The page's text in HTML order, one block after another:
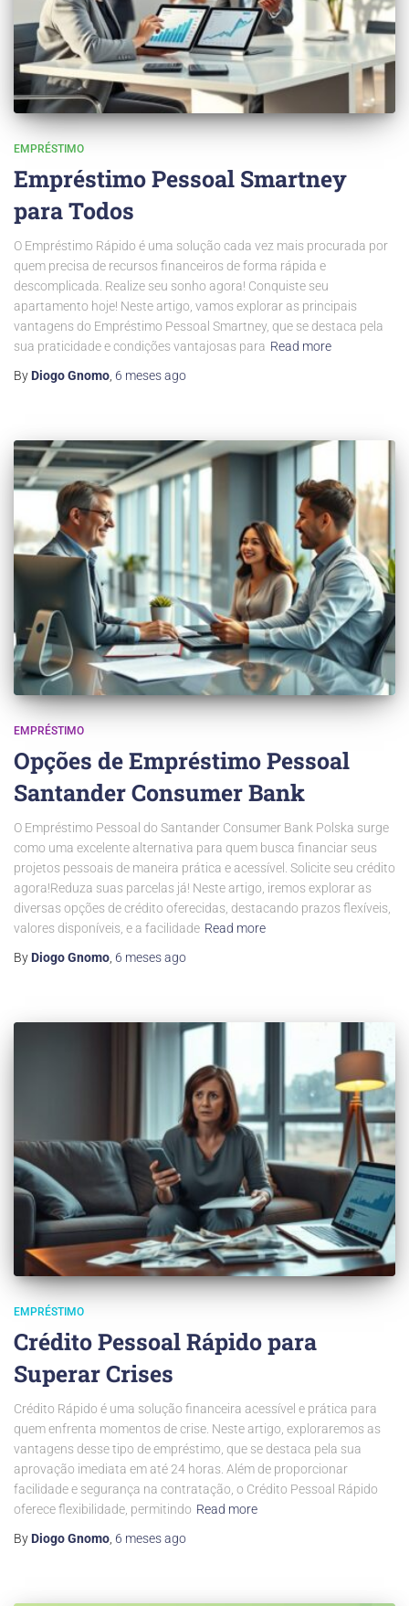
EMPRÉSTIMO
Empréstimo Pessoal Smartney
para Todos
O Empréstimo Rápido é uma solução cada vez mais procurada por
quem precisa de recursos financeiros de forma rápida e
descomplicada. Realize seu sonho agora! Conquiste seu
apartamento hoje! Neste artigo, vamos explorar as principais
vantagens do Empréstimo Pessoal Smartney, que se destaca pela
sua praticidade e condições vantajosas para Read more
By Diogo Gnomo 6 mesesago
EMPRÉSTIMO
Opções de Empréstimo Pessoal
Santander Consumer Bank
O Empréstimo Pessoal do Santander Consumer Bank Polska surge
como uma excelente alternativa para quem busca financiar seus
projetos pessoais de maneira prática e acessível. Solicite seu crédito
agora!Reduza suas parcelas já! Neste artigo, iremos explorar as
diversas opções de crédito oferecidas, destacando prazos flexíveis,
valores disponíveis, e a facilidade Read more
By Diogo Gnomo 6 mesesago
EMPRÉSTIMO
Crédito Pessoal Rápido para
Superar Crises
Crédito Rápido é uma solução financeira acessível e prática para
quem enfrenta momentos de crise. Neste artigo, exploraremos as
vantagens desse tipo de empréstimo, que se destaca pela sua
aprovação imediata em até 24 horas. Além de proporcionar
facilidade e segurança na contratação, o Crédito Pessoal Rápido
oferece flexibilidade, permitindo Read more
By Diogo Gnomo, 6 mesesago